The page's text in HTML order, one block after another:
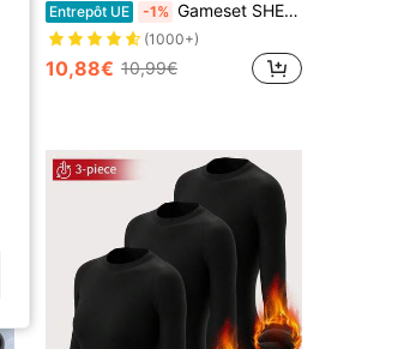
Entrepôt UE -1% Gameset SHEIN Sport T-shirt de sport à manches raglan unicolore, Top de gym ajusté, t-shirt de compression
(1000+)
10,88€ 10,99€